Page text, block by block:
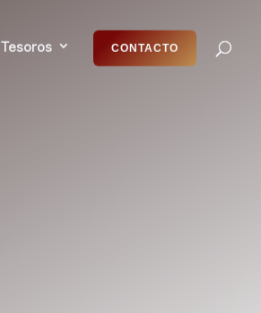
Tesoros CONTACTO